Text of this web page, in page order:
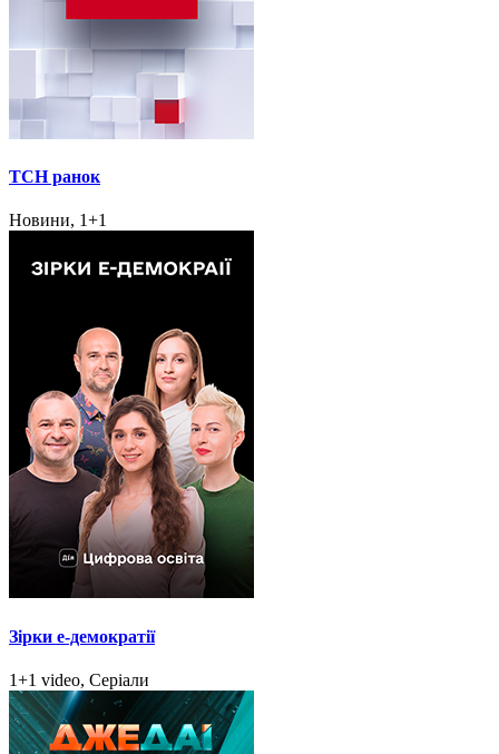
ТСН ранок
Новини, 1+1
Зірки e-демократії
1+1 video, Серіали